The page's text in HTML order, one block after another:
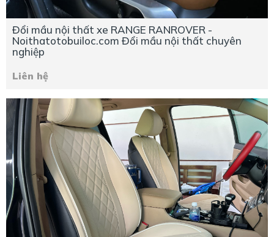
Đổi mầu nội thất xe RANGE RANROVER -
Noithatotobuiloc.com Đổi mầu nội thất chuyên
nghiệp
Liên hệ